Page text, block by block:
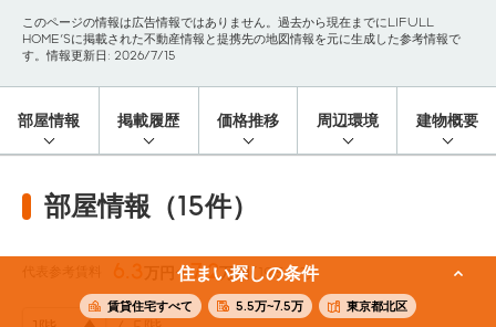
住まい探しの条件
賃貸住宅すべて 5.5万~7.5万 東京都北区
このページの情報は広告情報ではありません。過去から現在までにLIFULL
HOME'Sに掲載された不動産情報と提携先の地図情報を元に生成した参考情報で
す。情報更新日: 2026/7/15
部屋情報 掲載履歴 価格推移 周辺環境 建物概要
部屋情報（15件）
6.3 万円〜7.2万円(19.5m²)